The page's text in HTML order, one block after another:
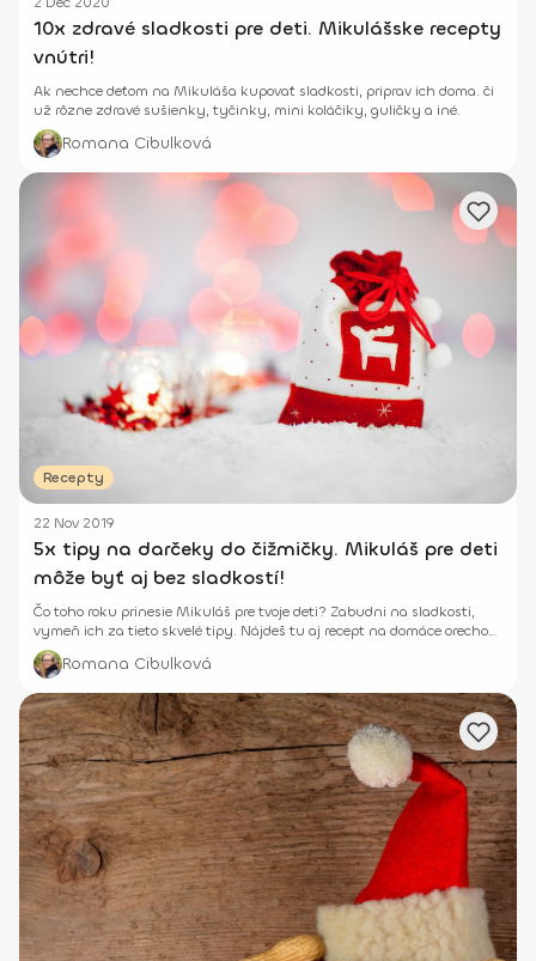
10x zdravé sladkosti pre deti. Mikulášske recepty
vnútri!
Ak nechce deťom na Mikuláša kupovať sladkosti, priprav ich doma. či
už rôzne zdravé sušienky, tyčinky, mini koláčiky, guličky a iné.
Romana Cibulková
Recepty
22 Nov 2019
5x tipy na darčeky do čižmičky. Mikuláš pre deti
môže byť aj bez sladkostí!
Čo toho roku prinesie Mikuláš pre tvoje deti? Zabudni na sladkosti,
vymeň ich za tieto skvelé tipy. Nájdeš tu aj recept na domáce orechové
sušienky.
Romana Cibulková